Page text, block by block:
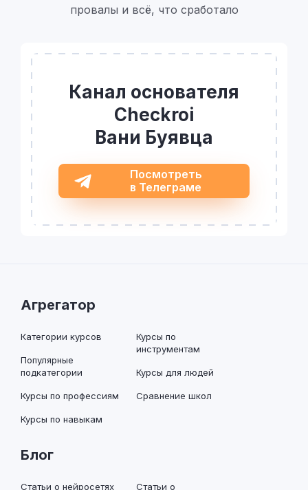
провалы и всё, что сработало
Канал основателя
Checkroi
Вани Буявца
Посмотреть
в Телеграме
Агрегатор
Категории курсов
Популярные
подкатегории
Курсы по профессиям
Курсы по навыкам
Курсы по
инструментам
Курсы для людей
Сравнение школ
Блог
Статьи о нейросетях
Статьи о